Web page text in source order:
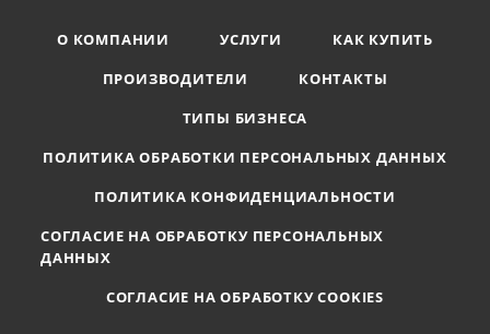
О КОМПАНИИ УСЛУГИ
КАК КУПИТЬ
ПРОИЗВОДИТЕЛИ
КОНТАКТЫ
ТИПЫ БИЗНЕСА
ПОЛИТИКА ОБРАБОТКИ ПЕРСОНАЛЬНЫХ ДАННЫХ
ПОЛИТИКА КОНФИДЕНЦИАЛЬНОСТИ
СОГЛАСИЕ НА ОБРАБОТКУ ПЕРСОНАЛЬНЫХ
ДАННЫХ
СОГЛАСИЕ НА ОБРАБОТКУ COOKIES